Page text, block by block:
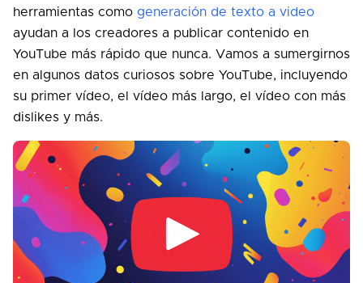
herramientas como generación de texto a video
ayudan a los creadores a publicar contenido en
YouTube más rápido que nunca. Vamos a sumergirnos
en algunos datos curiosos sobre YouTube, incluyendo
su primer vídeo, el vídeo más largo, el vídeo con más
dislikes y más.